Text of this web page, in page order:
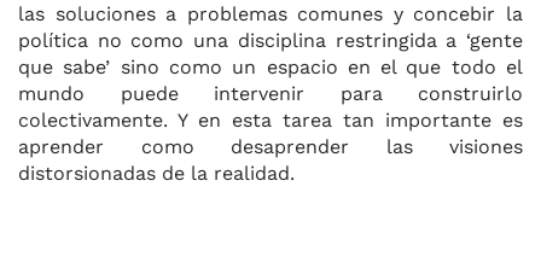
las soluciones a problemas comunes y concebir la
política no como una disciplina restringida a ‘gente
que sabe’ sino como un espacio en el que todo el
mundo puede intervenir para construirlo
colectivamente. Y en esta tarea tan importante es
aprender como desaprender las visiones
distorsionadas de la realidad.